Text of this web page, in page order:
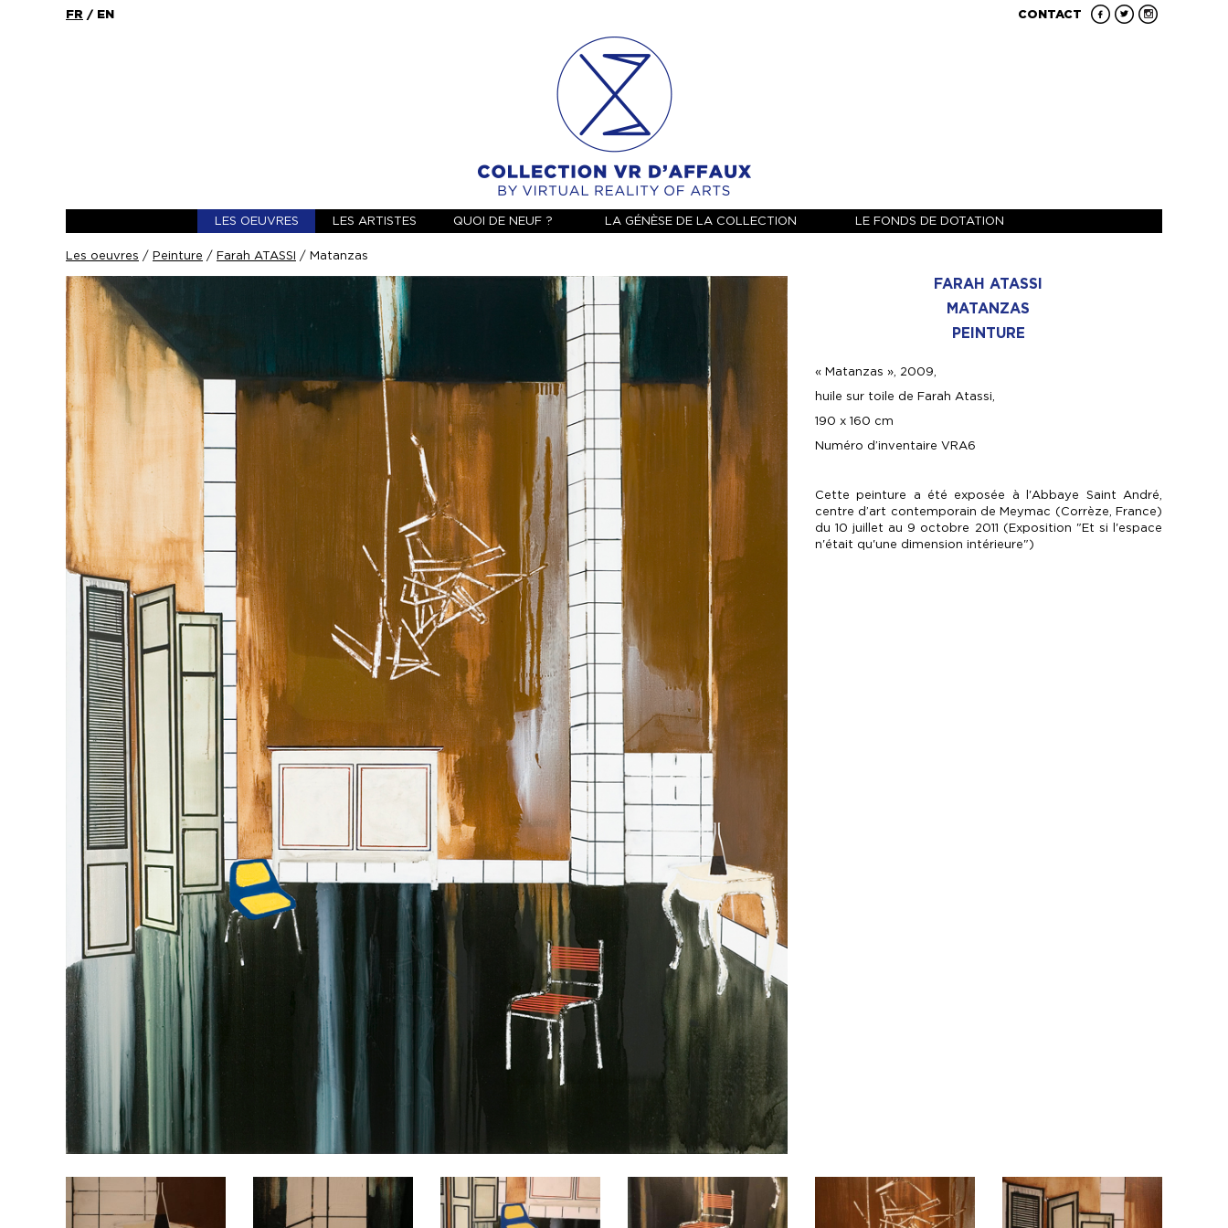
FR / EN CONTACT
LES OEUVRES LES ARTISTES QUOI DE NEUF ? LA GÉNÈSE DE LA COLLECTION LE FONDS DE DOTATION
Les oeuvres / Peinture / Farah ATASSI / Matanzas
FARAH ATASSI
MATANZAS
PEINTURE
« Matanzas », 2009,
huile sur toile de Farah Atassi,
190 x 160 cm
Numéro d’inventaire VRA6
Cette peinture a été exposée à l'Abbaye Saint André,
centre d’art contemporain de Meymac (Corrèze, France)
du 10 juillet au 9 octobre 2011 (Exposition "Et si l'espace
n'était qu'une dimension intérieure")